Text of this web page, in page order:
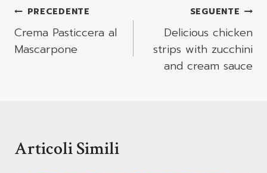
Navigazione
Articoli
PRECEDENTE
Crema Pasticcera al
Mascarpone
SEGUENTE
Delicious chicken
strips with zucchini
and cream sauce
Articoli Simili